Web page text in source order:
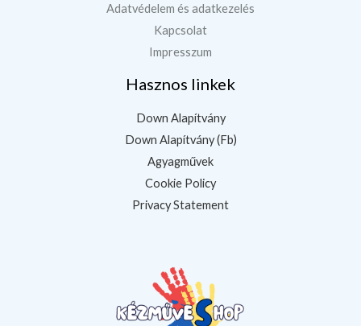
Adatvédelem és adatkezelés
Kapcsolat
Impresszum
Hasznos linkek
Down Alapítvány
Down Alapítvány (Fb)
Agyagművek
Cookie Policy
Privacy Statement